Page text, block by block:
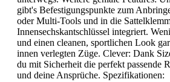
gibt's Befestigungspunkte zum
oder Multi-Tools und in die
Innensechskantschlüssel integriert.
und einen cleanen, sportlichen Look
innen verlegten Züge. Clever: Dank
du mit Sicherheit die perfekt passende
und deine Ansprüche.